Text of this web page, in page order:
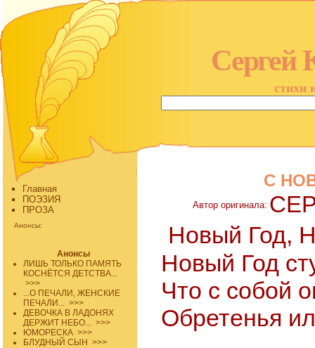
Сергей
стихи
Главная
ПОЭЗИЯ
ПРОЗА
Анонсы:
Анонсы
ЛИШЬ ТОЛЬКО ПАМЯТЬ
КОСНЁТСЯ ДЕТСТВА...
>>>
...О ПЕЧАЛИ, ЖЕНСКИЕ
ПЕЧАЛИ... >>>
ДЕВОЧКА В ЛАДОНЯХ
ДЕРЖИТ НЕБО... >>>
ЮМОРЕСКА >>>
БЛУДНЫЙ СЫН >>>
С
Автор оригинала:
Новый Год,
Новый Год
Что с собой
Обретенья